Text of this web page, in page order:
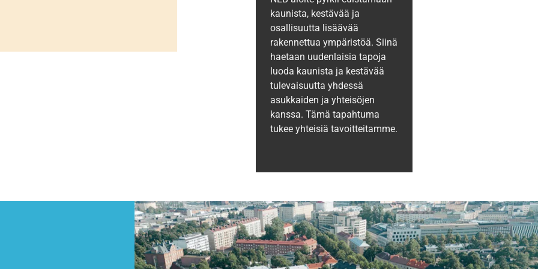
kaunista, kestävää ja
osallisuutta lisäävää
rakennettua ympäristöä. Siinä
haetaan uudenlaisia tapoja
luoda kaunista ja kestävää
tulevaisuutta yhdessä
asukkaiden ja yhteisöjen
kanssa. Tämä tapahtuma
tukee yhteisiä tavoitteitamme.